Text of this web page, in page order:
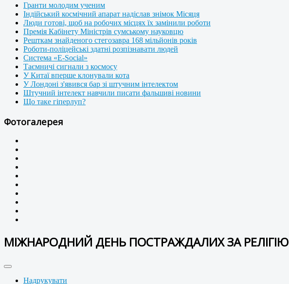
Гранти молодим ученим
Індійський космічний апарат надіслав знімок Місяця
Люди готові, щоб на робочих місцях їх замінили роботи
Премія Кабінету Міністрів сумському науковцю
Решткам знайденого стегозавра 168 мільйонів років
Роботи-поліцейські здатні розпізнавати людей
Система «E-Social»
Таємничі сигнали з космосу
У Китаї вперше клонували кота
У Лондоні з'явився бар зі штучним інтелектом
Штучний інтелект навчили писати фальшиві новини
Що таке гіперлуп?
Фотогалерея
МІЖНАРОДНИЙ ДЕНЬ ПОСТРАЖДАЛИХ ЗА РЕЛІГІЮ
Надрукувати